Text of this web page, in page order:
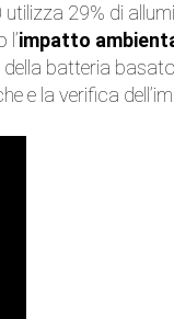
utilizza 29% di
impatto
della batteria
e la verifica